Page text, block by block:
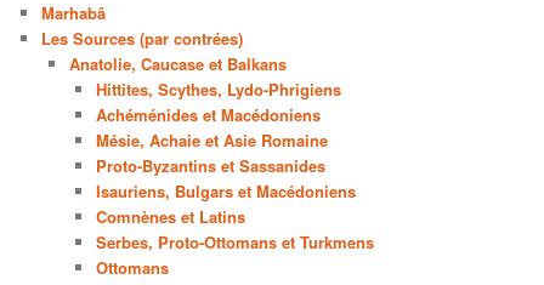
Marhabâ
Les Sources (par contrées)
Anatolie, Caucase et Balkans
Hittites, Scythes, Lydo-Phrigiens
Achéménides et Macédoniens
Mésie, Achaie et Asie Romaine
Proto-Byzantins et Sassanides
Isauriens, Bulgars et Macédoniens
Comnènes et Latins
Serbes, Proto-Ottomans et Turkmens
Ottomans